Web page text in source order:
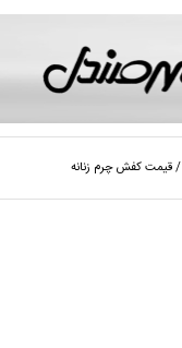
/قیمت کفش چرم زنانه